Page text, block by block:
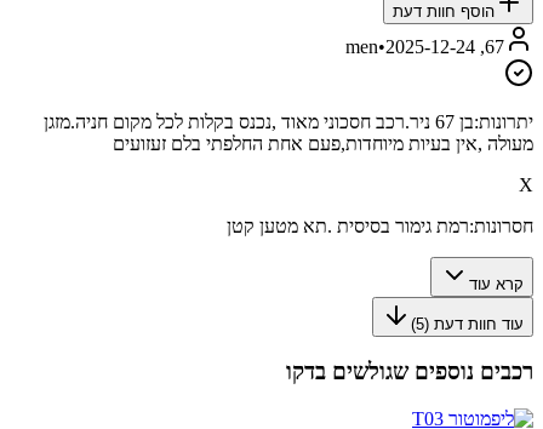
הוסף חוות דעת
67, men
•2025-12-24
יתרונות:
בן 67 ניר.רכב חסכוני מאוד ,נכנס בקלות לכל מקום חניה.מזגן
מעולה ,אין בעיות מיוחדות,פעם אחת החלפתי בלם זעזועים
X
חסרונות:רמת גימור בסיסית .תא מטען קטן
קרא עוד
עוד חוות דעת (5
)
רכבים נוספים שגולשים בדקו